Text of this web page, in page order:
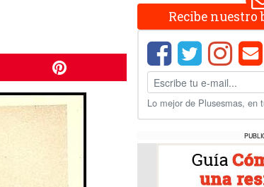
Recibe
Lo mejor de Plusesmas, en